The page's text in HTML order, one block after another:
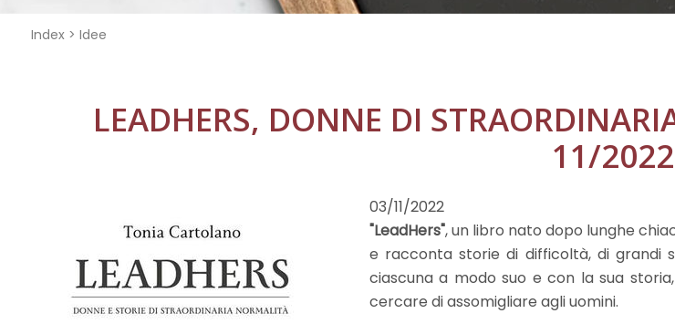
Index > Idee
LEADHERS, DONNE DI
11/2022
03/11/2022
"LeadHers", un libro nato dopo lunghe
e racconta storie di difficoltà, di grandi
ciascuna a modo suo e con la sua
cercare di assomigliare agli uomini.